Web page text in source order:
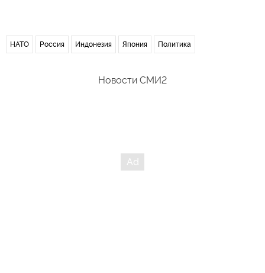
НАТО Россия Индонезия Япония Политика
Новости СМИ2